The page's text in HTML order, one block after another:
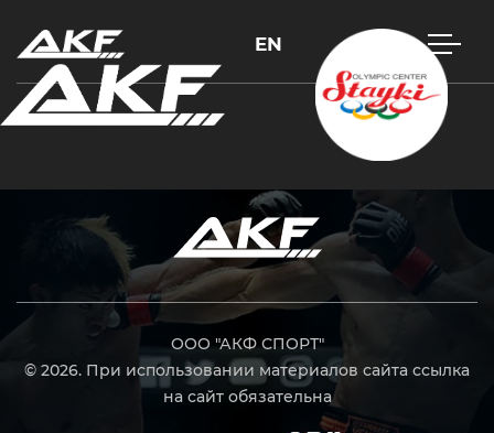
EN
ООО "АКФ СПОРТ"
© 2026. При использовании материалов сайта ссылка
на сайт обязательна
Нажмите Enter для поиска или Esc, чтобы закрыть